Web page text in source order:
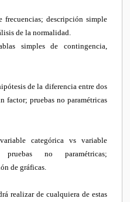
frecuencias; descripción simple
de la normalidad.
simples de contingencia,
de la diferencia entre dos
factor; pruebas no paramétricas
categórica vs variable
no paramétricas;
de gráficas.
realizar de cualquiera de estas